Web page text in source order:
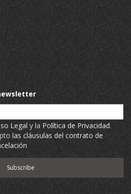
Legal y la Política de Privacidad.
las cláusulas del contrato de